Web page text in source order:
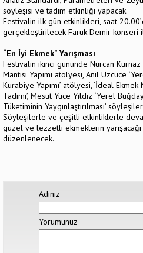
söyleşisi ve tadım etkinliği yapacak.
Festivalin ilk gün etkinlikleri, saat
gerçekleştirilecek Faruk Demir konseri
“En İyi Ekmek” Yarışması
Festivalin ikinci gününde Nurcan Kurnaz
Mantısı Yapımı atölyesi, Anıl Uzcüce
Kurabiye Yapımı’ atölyesi, ‘İdeal
Tadımı’, Mesut Yüce Yıldız ‘Yerel
Tüketiminin Yaygınlaştırılması’
Söyleşilerle ve çeşitli etkinliklerle
güzel ve lezzetli ekmeklerin yarışacağı
düzenlenecek.
Adınız
Yorumunuz